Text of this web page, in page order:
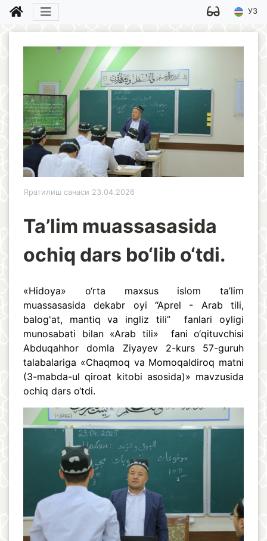
УЗ
Яратилиш санаси 23.04.2026
Ta’lim muassasasida
ochiq dars bo‘lib o‘tdi.
«Hidoya» o‘rta maxsus islom ta’lim
muassasasida dekabr oyi “Aprel - Arab tili,
balog'at, mantiq va ingliz tili” fanlari oyligi
munosabati bilan «Arab tili» fani o‘qituvchisi
Abduqahhor domla Ziyayev 2-kurs 57-guruh
talabalariga «Chaqmoq va Momoqaldiroq matni
(3-mabda-ul qiroat kitobi asosida)» mavzusida
ochiq dars o‘tdi.